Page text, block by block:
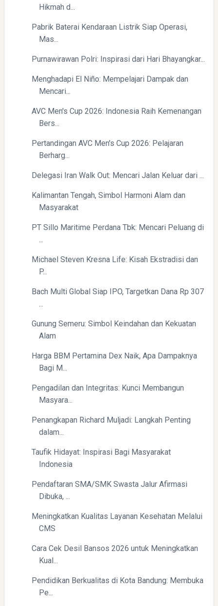
Hikmah d...
Pabrik Baterai Kendaraan Listrik Siap Operasi,
Mas...
Purnawirawan Polri: Inspirasi dari Hari Bhayangkar...
Menghadapi El Niño: Mempelajari Dampak dan
Mencari...
AVC Men's Cup 2026: Indonesia Raih Kemenangan
Bers...
Pertandingan AVC Men's Cup 2026: Pelajaran
Berharg...
Delegasi Iran Walk Out: Mencari Jalan Keluar dari ...
Kalimantan Tengah, Simbol Harmoni Alam dan
Masyarakat
PT Sillo Maritime Perdana Tbk: Mencari Peluang di
Michael Steven Kresna Life: Kisah Ekstradisi dan
P...
Bach Multi Global Siap IPO, Targetkan Dana Rp 307
Gunung Semeru: Simbol Keindahan dan Kekuatan
Alam
Harga BBM Pertamina Dex Naik, Apa Dampaknya
Bagi M...
Pengadilan dan Integritas: Kunci Membangun
Masyara...
Penangkapan Richard Muljadi: Langkah Penting
dalam...
Taufik Hidayat: Inspirasi Bagi Masyarakat
Indonesia
Pendaftaran SMA/SMK Swasta Jalur Afirmasi
Dibuka, ...
Meningkatkan Kualitas Layanan Kesehatan Melalui
CMS
Cara Cek Desil Bansos 2026 untuk Meningkatkan
Kual...
Pendidikan Berkualitas di Kota Bandung: Membuka
Pe...